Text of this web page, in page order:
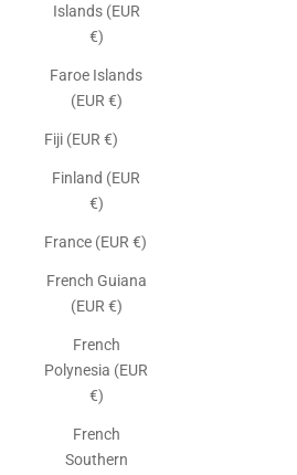
Islands (EUR
€)
Faroe Islands
(EUR €)
Fiji (EUR €)
Finland (EUR
€)
France (EUR €)
French Guiana
(EUR €)
French
Polynesia (EUR
€)
French
Southern